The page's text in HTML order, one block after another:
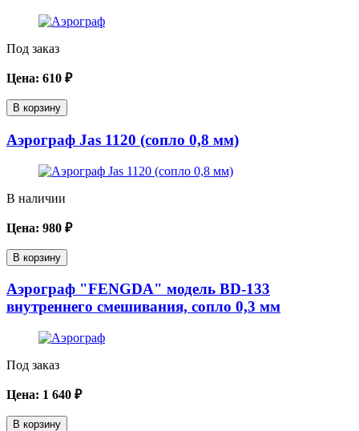
Под заказ
Цена: 610 ₽
В корзину
Аэрограф Jas 1120 (сопло 0,8 мм)
В наличии
Цена: 980 ₽
В корзину
Аэрограф "FENGDA" модель BD-133
внутреннего смешивания, сопло 0,3 мм
Под заказ
Цена: 1 640 ₽
В корзину